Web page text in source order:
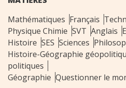
Mathématiques Français
Physique Chimie SVT Anglais
Histoire SES Sciences
Histoire-Géographie
politiques
Géographie Questionner le